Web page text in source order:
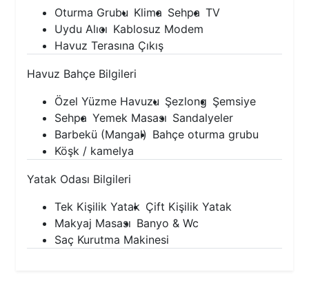
Oturma Grubu Klima Sehpa TV
Uydu Alıcı Kablosuz Modem
Havuz Terasına Çıkış
Havuz Bahçe Bilgileri
Özel Yüzme Havuzu Şezlong Şemsiye
Sehpa Yemek Masası Sandalyeler
Barbekü (Mangal) Bahçe oturma grubu
Köşk / kamelya
Yatak Odası Bilgileri
Tek Kişilik Yatak Çift Kişilik Yatak
Makyaj Masası Banyo & Wc
Saç Kurutma Makinesi